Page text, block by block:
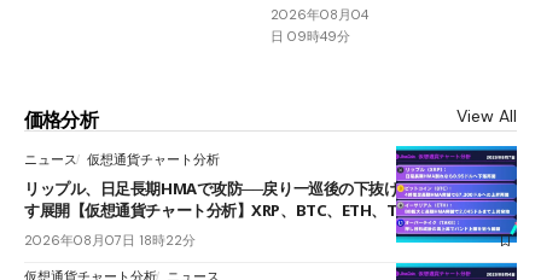
2026年08月04
日 09時49分
価格分析 View All
ニュース 仮想通貨チャート分析
リップル、日足長期HMAで攻防──戻り一巡後の下抜けで0.95ドルを試
す展開【仮想通貨チャート分析】XRP、BTC、ETH、TAKE
2026年08月07日 18時22分